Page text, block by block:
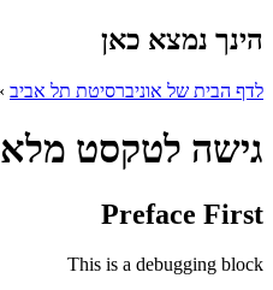
הינך נמצא כאן
לדף הבית של אוניברסיטת תל אביב
גישה לטקסט
Preface First
This is a debugging block